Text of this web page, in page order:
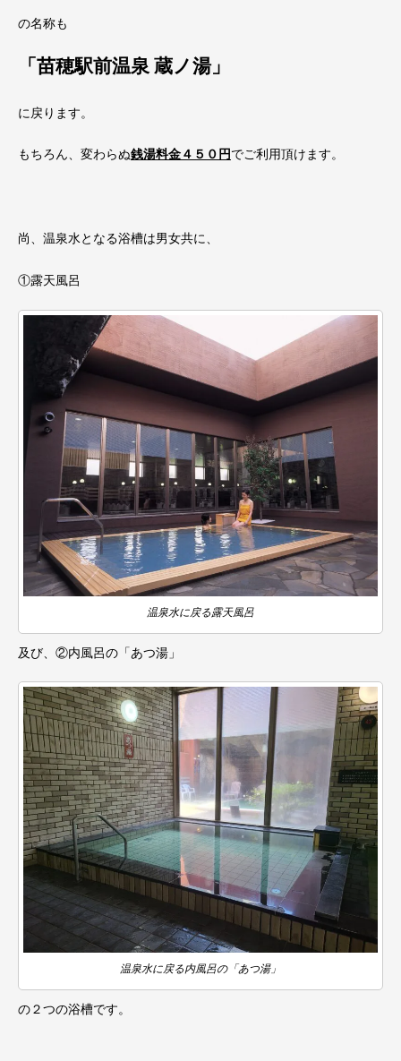
の名称も
「苗穂駅前温泉 蔵ノ湯」
に戻ります。
もちろん、変わらぬ銭湯料金４５０円でご利用頂けます。
尚、温泉水となる浴槽は男女共に、
①露天風呂
温泉水に戻る露天風呂
及び、②内風呂の「あつ湯」
温泉水に戻る内風呂の「あつ湯」
の２つの浴槽です。